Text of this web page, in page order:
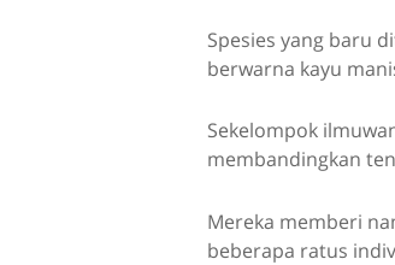
Spesies yang baru
berwarna kayu
Sekelompok
membandingkan
Mereka memberi
beberapa ratus